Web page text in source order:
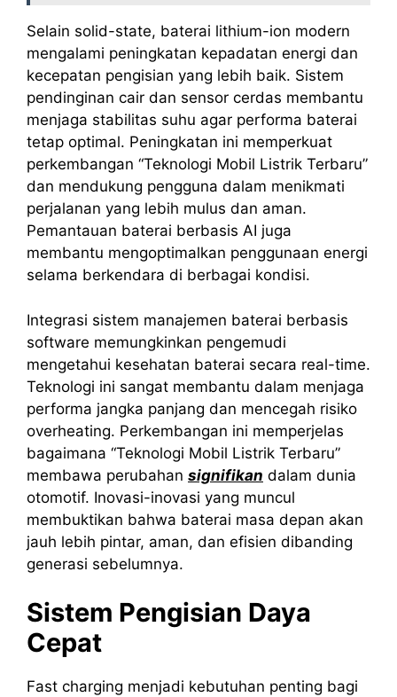
Selain solid-state, baterai lithium-ion modern
mengalami peningkatan kepadatan energi dan
kecepatan pengisian yang lebih baik. Sistem
pendinginan cair dan sensor cerdas membantu
menjaga stabilitas suhu agar performa baterai
tetap optimal. Peningkatan ini memperkuat
perkembangan “Teknologi Mobil Listrik Terbaru”
dan mendukung pengguna dalam menikmati
perjalanan yang lebih mulus dan aman.
Pemantauan baterai berbasis AI juga
membantu mengoptimalkan penggunaan energi
selama berkendara di berbagai kondisi.
Integrasi sistem manajemen baterai berbasis
software memungkinkan pengemudi
mengetahui kesehatan baterai secara real-time.
Teknologi ini sangat membantu dalam menjaga
performa jangka panjang dan mencegah risiko
overheating. Perkembangan ini memperjelas
bagaimana “Teknologi Mobil Listrik Terbaru”
membawa perubahan signifikan dalam dunia
otomotif. Inovasi-inovasi yang muncul
membuktikan bahwa baterai masa depan akan
jauh lebih pintar, aman, dan efisien dibanding
generasi sebelumnya.
Sistem Pengisian Daya
Cepat
Fast charging menjadi kebutuhan penting bagi